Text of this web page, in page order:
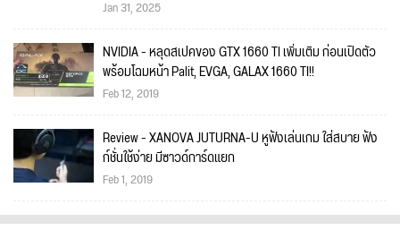
Jan 31, 2025
NVIDIA - หลุดสเปคของ GTX 1660 TI เพิ่มเติม ก่อนเปิดตัว
พร้อมโฉมหน้า Palit, EVGA, GALAX 1660 TI!!
Feb 12, 2019
Review - XANOVA JUTURNA-U หูฟังเล่นเกม ใส่สบาย ฟัง
ก์ชั่นใช้ง่าย มีซาวด์การ์ดแยก
Feb 1, 2019